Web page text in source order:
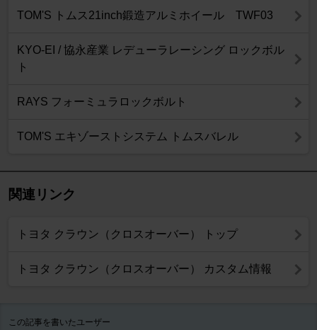
TOM'S トムス21inch鍛造アルミホイール TWF03
KYO-EI / 協永産業 レデューラレーシング ロックボル
ト
RAYS フォーミュラロックボルト
TOM'S エキゾーストシステム トムスバレル
関連リンク
トヨタ クラウン（クロスオーバー） トップ
トヨタ クラウン（クロスオーバー） カスタム情報
この記事を書いたユーザー